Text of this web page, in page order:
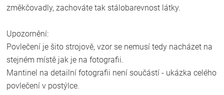
změkčovadly, zachováte tak stálobarevnost látky.
Upozornění:
Povlečení je šito strojově, vzor se nemusí tedy nacházet na
stejném místě jak je na fotografii.
Mantinel na detailní fotografii není součástí - ukázka celého
povlečení v postýlce.